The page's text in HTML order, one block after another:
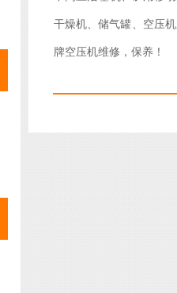
干燥机、储气罐、空压
牌空压机维修，保养！